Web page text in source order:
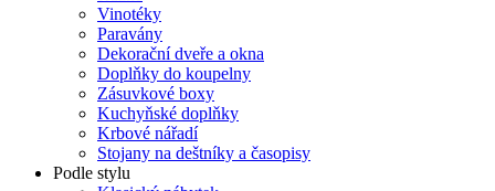
Vinotéky
Paravány
Dekorační dveře a okna
Doplňky do koupelny
Zásuvkové boxy
Kuchyňské doplňky
Krbové nářadí
Stojany na deštníky a časopisy
Podle stylu